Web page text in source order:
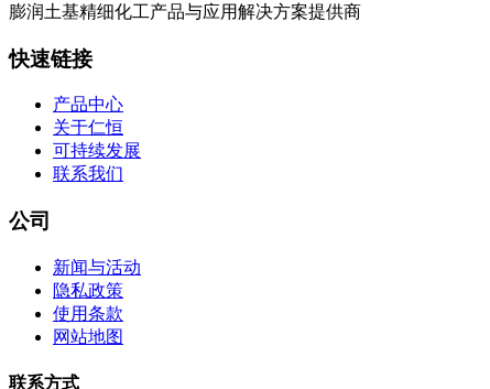
膨润土基精细化工产品与应用解决方案提供商
快速链接
产品中心
关于仁恒
可持续发展
联系我们
公司
新闻与活动
隐私政策
使用条款
网站地图
联系方式